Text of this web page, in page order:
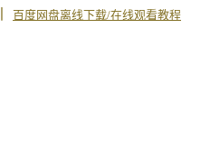
百度网盘离线下载/在线观看教程